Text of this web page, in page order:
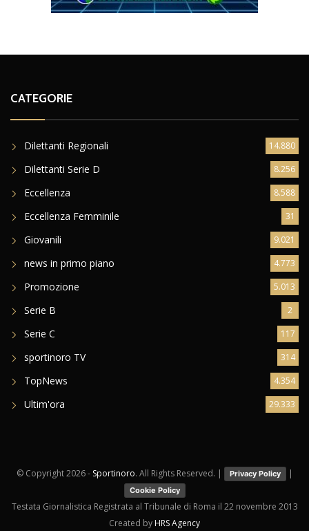
CATEGORIE
Dilettanti Regionali 14.880
Dilettanti Serie D 8.256
Eccellenza 8.588
Eccellenza Femminile 31
Giovanili 9.021
news in primo piano 4.773
Promozione 5.013
Serie B 2
Serie C 117
sportinoro TV 314
TopNews 4.354
Ultim'ora 29.333
© Copyright2026 - Sportinoro. All Rights Reserved. | Privacy Policy |
Cookie Policy
Testata Giornalistica Registrata al Tribunale di Roma il 22 novembre 2013
Created by HRS Agency